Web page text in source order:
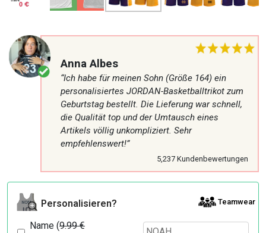
Anna Albes
“Ich habe für meinen Sohn (Größe 164) ein
personalisiertes JORDAN-Basketballtrikot zum
Geburtstag bestellt. Die Lieferung war schnell,
die Qualität top und der Umtausch eines
Artikels völlig unkompliziert. Sehr
empfehlenswert!”
5,237 Kundenbewertungen
Personalisieren? Teamwear
Name (9.99 €